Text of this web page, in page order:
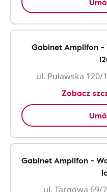
Gabinet Amplifon -
ul. Puławska 120/
Zobacz
Gabinet Amplifon -
ul. Targowa 69/